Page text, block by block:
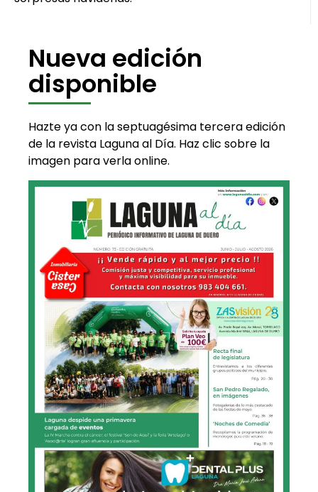
Nueva edición
disponible
Hazte ya con la septuagésima tercera edición
de la revista Laguna al Día. Haz clic sobre la
imagen para verla online.